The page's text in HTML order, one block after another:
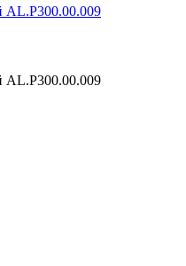
AL.P300.00.009
AL.P300.00.009